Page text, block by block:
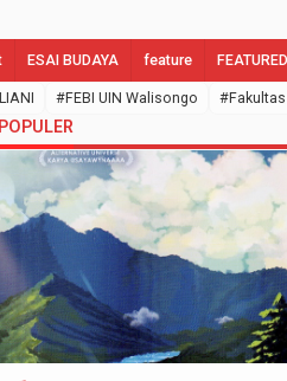
ESAI BUDAYA feature FEATURED
#FEBI UIN Walisongo #Fakultas